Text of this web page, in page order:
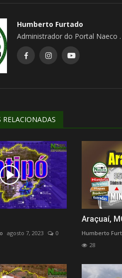
Humberto Furtado
Administrador do Portal Naeco
RELACIONADAS
agosto 7, 2023
0
Araçuaí,
Humberto
28
e Receitas
crocante
Furtado 0 250
da Dona Geralda Araujo